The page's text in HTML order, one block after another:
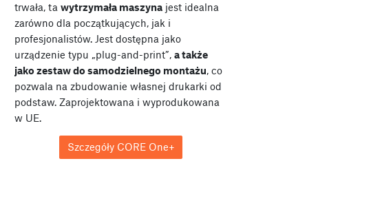
trwała, ta wytrzymała maszynajest idealna
zarówno dla początkujących, jak i
profesjonalistów. Jest dostępna jako
urządzenie typu „plug-and-print”, a także
jako zestaw do samodzielnego montażu, co
pozwala na zbudowanie własnej drukarki od
podstaw. Zaprojektowana i wyprodukowana
w UE.
Szczegóły CORE One+